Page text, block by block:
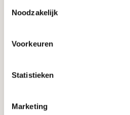
Noodzakelijk
Voorkeuren
Statistieken
Marketing
meeste gevallen kiezen we voor
methode. Hieronder lees je hoe